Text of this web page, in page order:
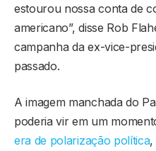
estourou nossa conta de
americano”, disse Rob
campanha da ex-vice-
passado.
A imagem manchada do
poderia vir em um
era de polarização política,